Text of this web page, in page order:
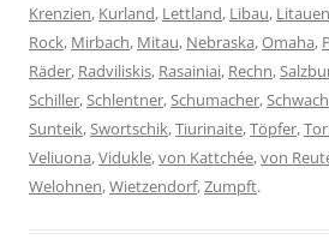
Krenzien, Kurland, Lettland, Libau, Litauen
Rock, Mirbach, Mitau, Nebraska,Omaha,
Räder, Radviliskis, Rasainiai, Rechn,
Schiller,Schlentner,Schumacher,Schwach
Sunteik,Swortschik,Tiurinaite,Töpfer,
Veliuona,Vidukle,von Kattchée,von
Welohnen,Wietzendorf,Zumpft.